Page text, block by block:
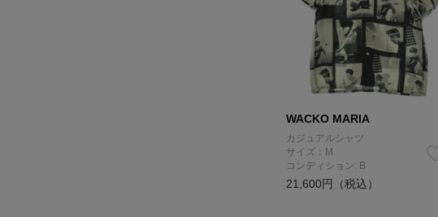
WACKO MARIA
カジュアルシャツ
サイズ：M
コンディション: B
21,600円（税込）